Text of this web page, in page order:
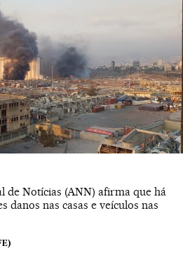
de Notícias (ANN) afirma que há
danos nas casas e veículos nas